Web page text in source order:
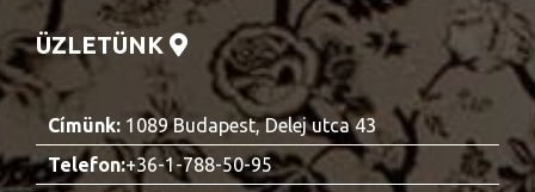
ÜZLETÜNK
Címünk: 1089 Budapest, Delej utca 43
Telefon:+36-1-788-50-95